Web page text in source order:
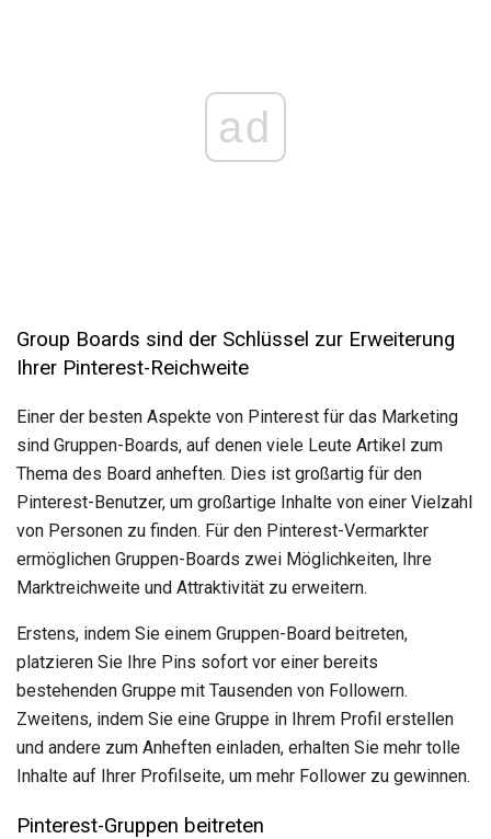
ad
Group Boards sind der Schlüssel zur Erweiterung
Ihrer Pinterest-Reichweite
Einer der besten Aspekte von Pinterest für das Marketing
sind Gruppen-Boards, auf denen viele Leute Artikel zum
Thema des Board anheften. Dies ist großartig für den
Pinterest-Benutzer, um großartige Inhalte von einer Vielzahl
von Personen zu finden. Für den Pinterest-Vermarkter
ermöglichen Gruppen-Boards zwei Möglichkeiten, Ihre
Marktreichweite und Attraktivität zu erweitern.
Erstens, indem Sie einem Gruppen-Board beitreten,
platzieren Sie Ihre Pins sofort vor einer bereits
bestehenden Gruppe mit Tausenden von Followern.
Zweitens, indem Sie eine Gruppe in Ihrem Profil erstellen
und andere zum Anheften einladen, erhalten Sie mehr tolle
Inhalte auf Ihrer Profilseite, um mehr Follower zu gewinnen.
Pinterest-Gruppen beitreten